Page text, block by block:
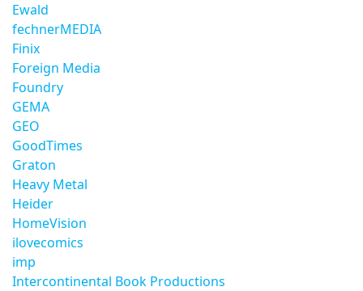
Ewald
fechnerMEDIA
Finix
Foreign Media
Foundry
GEMA
GEO
GoodTimes
Graton
Heavy Metal
Heider
HomeVision
ilovecomics
imp
Intercontinental Book Productions